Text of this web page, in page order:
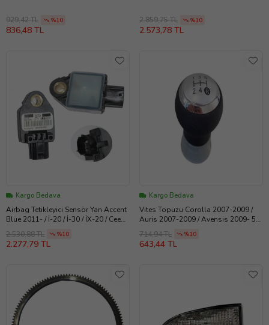
929,42 TL %10
836,48 TL
2.859,75 TL %10
2.573,78 TL
Kargo Bedava
Airbag Tetikleyici Sensör Yan Accent
Blue 2011- / İ-20 / İ-30 / İX-20 / Ceed /
Sonata
2.530,88 TL %10
2.277,79 TL
Kargo Bedava
Vites Topuzu Corolla 2007-2009 /
Auris 2007-2009 / Avensis 2009- 5
Vites Gri
714,94 TL %10
643,44 TL